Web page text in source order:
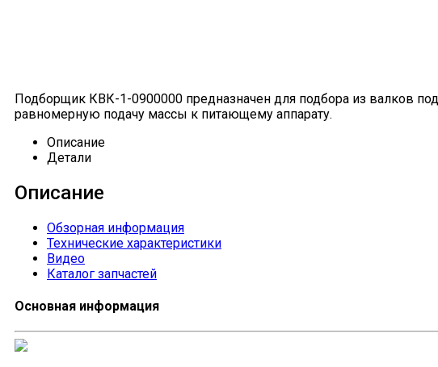
Подборщик КВК-1-0900000 предназначен для подбора из валков
равномерную подачу массы к питающему аппарату.
Описание
Детали
Описание
Обзорная информация
Технические характеристики
Видео
Каталог запчастей
Основная информация